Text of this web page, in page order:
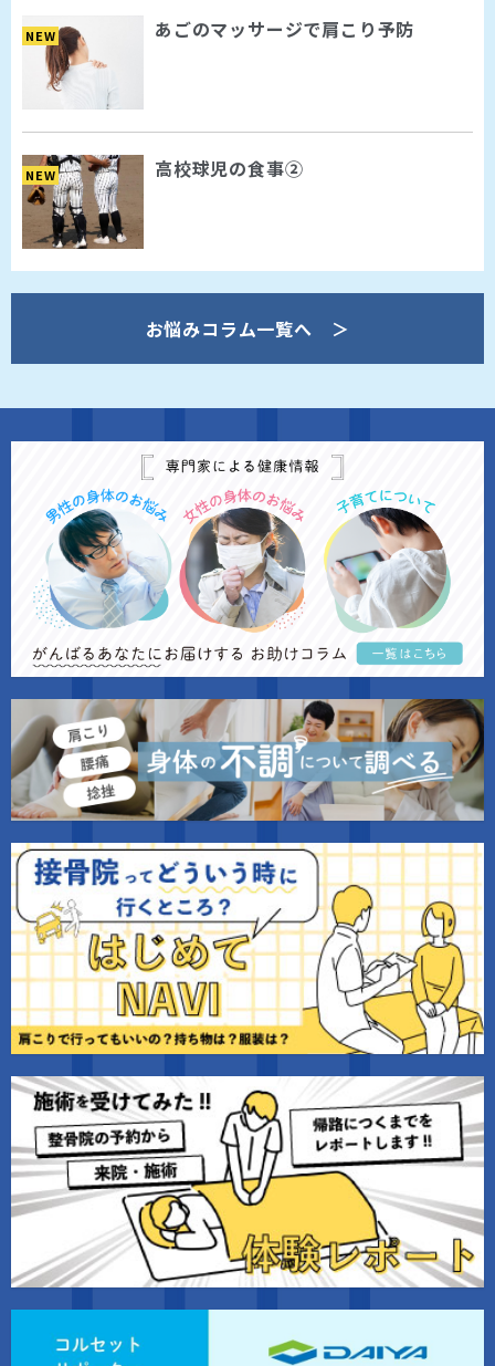
NEW あごのマッサージで肩こり予防
NEW 高校球児の食事②
お悩みコラム一覧へ ＞